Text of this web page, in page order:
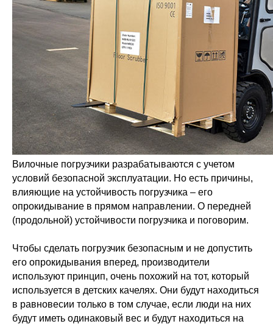
Вилочные погрузчики разрабатываются с учетом
условий безопасной эксплуатации. Но есть причины,
влияющие на устойчивость погрузчика – его
опрокидывание в прямом направлении. О передней
(продольной) устойчивости погрузчика и поговорим.
Чтобы сделать погрузчик безопасным и не допустить
его опрокидывания вперед, производители
используют принцип, очень похожий на тот, который
используется в детских качелях. Они будут находиться
в равновесии только в том случае, если люди на них
будут иметь одинаковый вес и будут находиться на